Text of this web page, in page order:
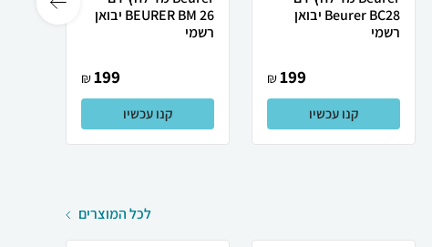
Beurer BC28 יבואן
רשמי
199
₪
קנו עכשיו
BEURER BM 26 יבואן
רשמי
199
₪
קנו עכשיו
לכל המוצרים